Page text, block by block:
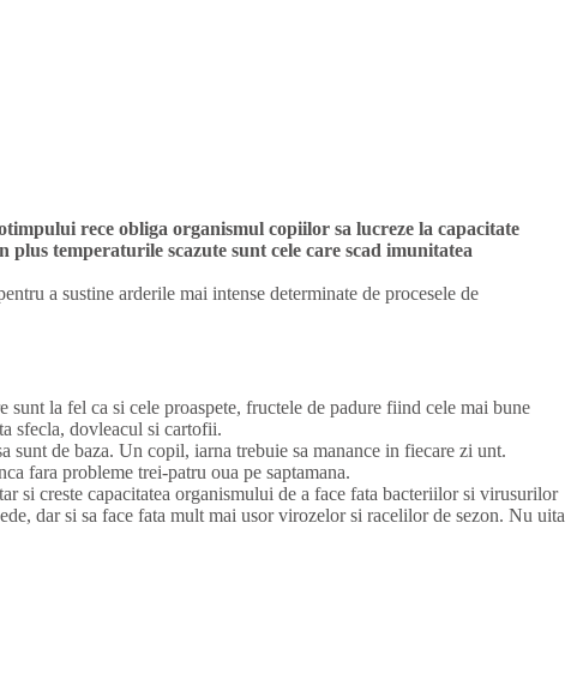
rece obliga organismul copiilor sa lucreze la capacitate
temperaturile scazute sunt cele care scad imunitatea
a sustine arderile mai intense determinate de procesele de
la fel ca si cele proaspete, fructele de padure fiind cele mai bune
sfecla, dovleacul si cartofii.
sunt de baza. Un copil, iarna trebuie sa manance in fiecare zi unt.
fara probleme trei-patru oua pe saptamana.
si creste capacitatea organismului de a face fata bacteriilor si virusurilor
dar si sa face fata mult mai usor virozelor si racelilor de sezon. Nu uita